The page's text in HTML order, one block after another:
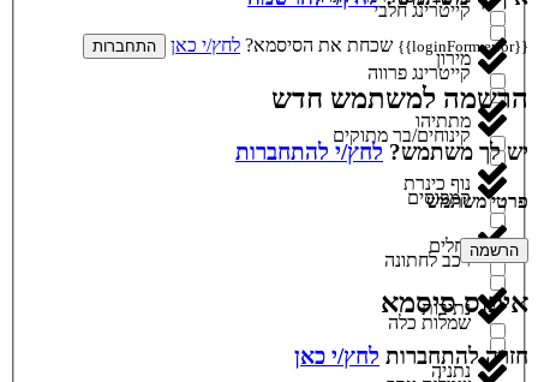
קייטרינג חלבי
קייטרינג פרווה
קינוחים/בר מתוקים
קמפוסים
רכב לחתונה
שמלות כלה
מירון
מתתיהו
נוף כינרת
נחלים
נתיבות
נתניה
{{loginForm.error}} שכחת את הסיסמא? לחץ/י כאן התחברות
הרשמה למשתמש חדש
יש לך משתמש? לחץ/י להתחברות
פרטי משתמש
הרשמה
איפוס סיסמא
חזרה להתחברות לחץ/י כאן